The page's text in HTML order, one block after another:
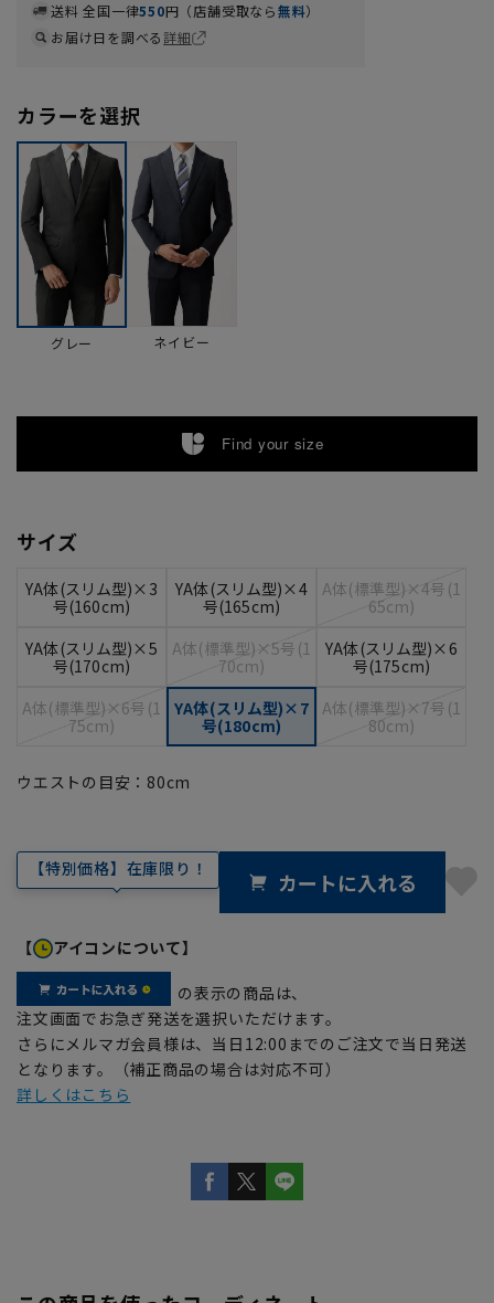
送料 全国一律550円（店舗受取なら無料）
お届け日を調べる詳細
カラーを選択
グレー ネイビー
Find your size
サイズ
YA体(スリム型)×3
号(160cm)
YA体(スリム型)×4
号(165cm)
A体(標準型)×4号(1
65cm)
YA体(スリム型)×5
号(170cm)
A体(標準型)×5号(1
70cm)
YA体(スリム型)×6
号(175cm)
A体(標準型)×6号(1
75cm)
YA体(スリム型)×7
号(180cm)
A体(標準型)×7号(1
80cm)
ウエストの目安： 80cm
【特別価格】在庫限り！ カートに入れる
【 アイコンについて】
の表示の商品は、
注文画面でお急ぎ発送を選択いただけます。
さらにメルマガ会員様は、当日12:00までのご注文で当日発送
となります。（補正商品の場合は対応不可）
詳しくはこちら